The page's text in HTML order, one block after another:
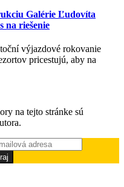
Galérie Ľudovíta
na riešenie
výjazdové rokovanie
pricestujú, aby na
na tejto stránke sú